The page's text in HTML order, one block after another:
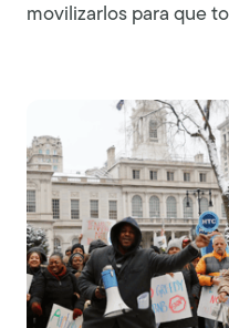
movilizarlos para que